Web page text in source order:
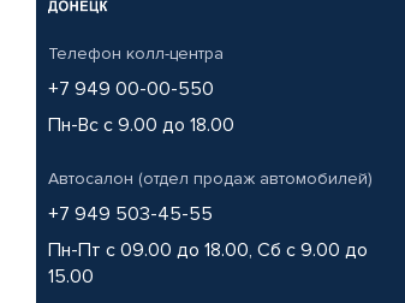
Телефон колл-центра
+7 949 00-00-550
Пн-Вс с 9.00 до 18.00
Автосалон (отдел продаж автомобилей)
+7 949 503-45-55
Пн-Пт с 09.00 до 18.00, Сб с 9.00 до
15.00